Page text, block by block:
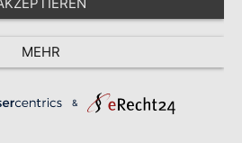
Telefon oder Telefax
Daten (Name,
Bearbeitung Ihres Anliegens
verarbeitet. Diese Daten geben
MEHR
&